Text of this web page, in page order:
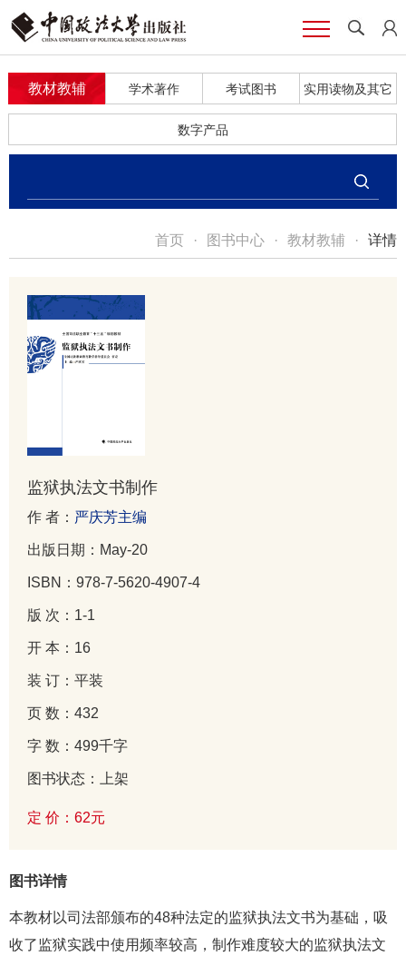
教材教辅 学术著作 考试图书 实用读物及其它
数字产品
首页 · 图书中心 · 教材教辅 · 详情
监狱执法文书制作
作 者： 严庆芳主编
出版日期：May-20
ISBN：978-7-5620-4907-4
版 次：1-1
开 本：16
装 订：平装
页 数：432
字 数：499千字
图书状态：上架
定 价：62元
图书详情
本教材以司法部颁布的48种法定的监狱执法文书为基础，吸
收了监狱实践中使用频率较高，制作难度较大的监狱执法文